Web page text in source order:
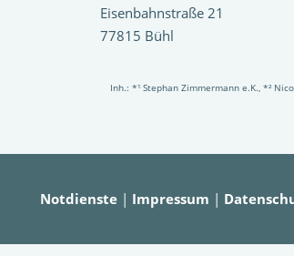
Eisenbahnstraße 21
77815 Bühl
Inh.: *¹ Stephan Zimmermann e.K., *²
Notdienste | Impressum |